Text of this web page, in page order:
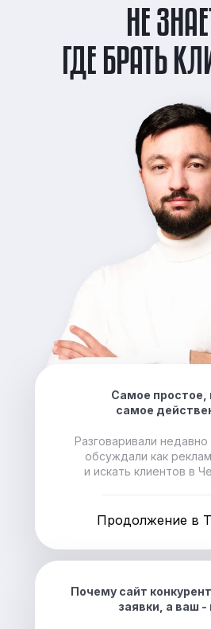
ГДЕ БРАТЬ
НЕ
Самое простое,
самое
Разговаривали
обсуждали как
и искать клиентов в
Продолжение в
Почему сайт
заявки, а ваш -